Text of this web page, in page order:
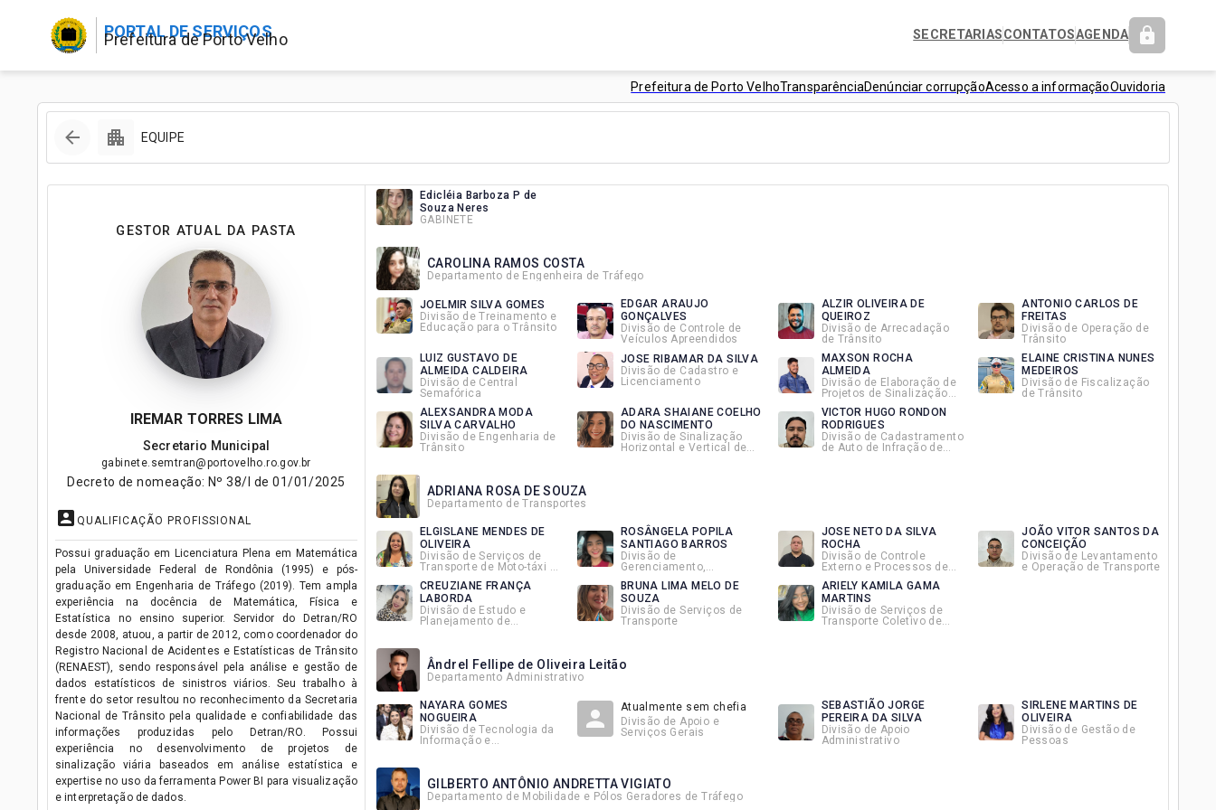
PORTAL DE SERVIÇOS
Prefeitura de Porto Velho SECRETARIASCONTATOSAGENDA
Prefeitura de Porto VelhoTransparênciaDenúnciar corrupçãoAcesso a informaçãoOuvidoria
EQUIPE
GESTOR ATUAL DA PASTA
IREMAR TORRES LIMA
Secretario Municipal
gabinete.semtran@portovelho.ro.gov.br
Decreto de nomeação: Nº 38/I de 01/01/2025
QUALIFICAÇÃO PROFISSIONAL
Possui graduação em Licenciatura Plena em Matemática
pela Universidade Federal de Rondônia (1995) e pós-
graduação em Engenharia de Tráfego (2019). Tem ampla
experiência na docência de Matemática, Física e
Estatística no ensino superior. Servidor do Detran/RO
desde 2008, atuou, a partir de 2012, como coordenador do
Registro Nacional de Acidentes e Estatísticas de Trânsito
(RENAEST), sendo responsável pela análise e gestão de
dados estatísticos de sinistros viários. Seu trabalho à
frente do setor resultou no reconhecimento da Secretaria
Nacional de Trânsito pela qualidade e confiabilidade das
informações produzidas pelo Detran/RO. Possui
experiência no desenvolvimento de projetos de
sinalização viária baseados em análise estatística e
expertise no uso da ferramenta Power BI para visualização
e interpretação de dados.
Edicléia Barboza P de
Souza Neres
GABINETE
CAROLINA RAMOS COSTA
Departamento de Engenheira de Tráfego
JOELMIR SILVA GOMES
Divisão de Treinamento e
Educação para o Trânsito
EDGAR ARAUJO
GONÇALVES
Divisão de Controle de
Veículos Apreendidos
ALZIR OLIVEIRA DE
QUEIROZ
Divisão de Arrecadação
de Trânsito
ANTONIO CARLOS DE
FREITAS
Divisão de Operação de
Trânsito
LUIZ GUSTAVO DE
ALMEIDA CALDEIRA
Divisão de Central
Semafórica
JOSE RIBAMAR DA SILVA
Divisão de Cadastro e
Licenciamento
MAXSON ROCHA
ALMEIDA
Divisão de Elaboração de
Projetos de Sinalização
ELAINE CRISTINA NUNES
MEDEIROS
Divisão de Fiscalização
de Trânsito
ALEXSANDRA MODA
SILVA CARVALHO
Divisão de Engenharia de
Trânsito
ADARA SHAIANE COELHO
DO NASCIMENTO
Divisão de Sinalização
Horizontal e Vertical de
VICTOR HUGO RONDON
RODRIGUES
Divisão de Cadastramento
de Auto de Infração de
ADRIANA ROSA DE SOUZA
Departamento de Transportes
ELGISLANE MENDES DE
OLIVEIRA
Divisão de Serviços de
Transporte de Moto-táxi e
ROSÂNGELA POPILA
SANTIAGO BARROS
Divisão de
Gerenciamento,
de Transporte
JOSE NETO DA SILVA
ROCHA
Divisão de Controle
Externo e Processos de
Transporte
JOÃO VITOR SANTOS DA
CONCEIÇÃO
Divisão de Levantamento
e Operação de Transporte
CREUZIANE FRANÇA
LABORDA
Divisão de Estudo e
Planejamento de
BRUNA LIMA MELO DE
SOUZA
Divisão de Serviços de
Transporte
ARIELY KAMILA GAMA
MARTINS
Divisão de Serviços de
Transporte Coletivo de
Ândrel Fellipe de Oliveira Leitão
Departamento Administrativo
NAYARA GOMES
NOGUEIRA
Divisão de Tecnologia da
Informação e
Atualmente sem chefia
Divisão de Apoio e
Serviços Gerais
SEBASTIÃO JORGE
PEREIRA DA SILVA
Divisão de Apoio
Administrativo
SIRLENE MARTINS DE
OLIVEIRA
Divisão de Gestão de
Pessoas
GILBERTO ANTÔNIO ANDRETTA VIGIATO
Departamento de Mobilidade e Pólos Geradores de Tráfego